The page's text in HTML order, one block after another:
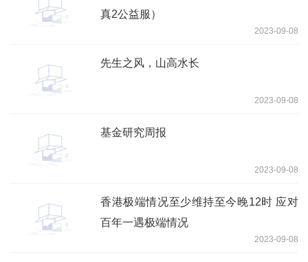
真2公益服）
2023-09-08
先生之风，山高水长
2023-09-08
基金研究周报
2023-09-08
香港极端情况至少维持至今晚12时 应对
百年一遇极端情况
2023-09-08